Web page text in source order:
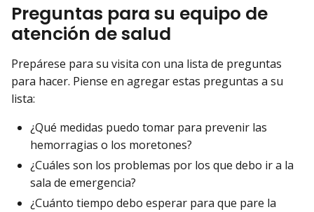
Preguntas para su equipo de
atención de salud
Prepárese para su visita con una lista de preguntas
para hacer. Piense en agregar estas preguntas a su
lista:
¿Qué medidas puedo tomar para prevenir las
hemorragias o los moretones?
¿Cuáles son los problemas por los que debo ir a la
sala de emergencia?
¿Cuánto tiempo debo esperar para que pare la